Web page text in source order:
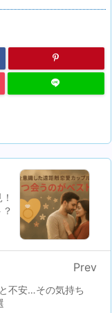
不安…その気持ち
Prev